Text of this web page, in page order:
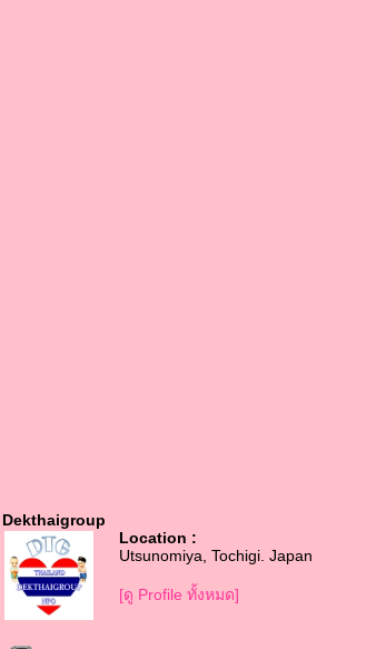
Dekthaigroup
Location :
Utsunomiya, Tochigi. Japan
[ดู Profile ทั้งหมด]